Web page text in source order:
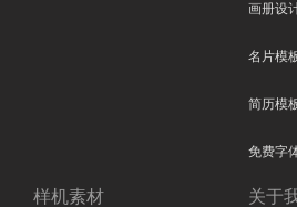
画册设
名片模
简历模
免费字
样机素材 关于